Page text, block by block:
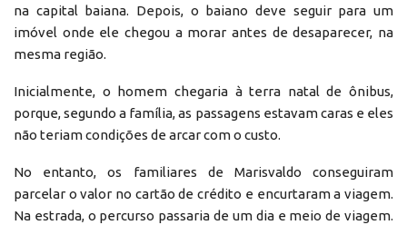
na capital baiana. Depois, o baiano deve seguir para um
imóvel onde ele chegou a morar antes de desaparecer, na
mesma região.
Inicialmente, o homem chegaria à terra natal de ônibus,
porque, segundo a família, as passagens estavam caras e eles
não teriam condições de arcar com o custo.
No entanto, os familiares de Marisvaldo conseguiram
parcelar o valor no cartão de crédito e encurtaram a viagem.
Na estrada, o percurso passaria de um dia e meio de viagem.